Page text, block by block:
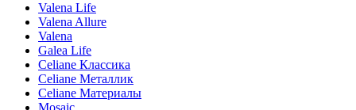
Valena Life
Valena Allure
Valena
Galea Life
Celiane Классика
Celiane Металлик
Celiane Материалы